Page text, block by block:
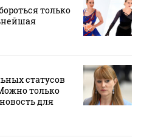
только
статусов
только
для